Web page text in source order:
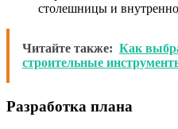
столешницы и
Читайте также: Как
строительные
Разработка плана